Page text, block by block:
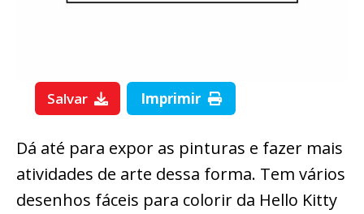
Salvar Imprimir
Dá até para expor as pinturas e fazer mais
atividades de arte dessa forma. Tem vários
desenhos fáceis para colorir da Hello Kitty